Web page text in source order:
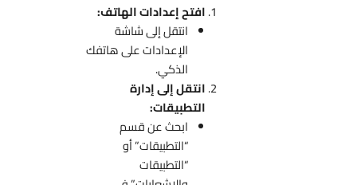
افتح إعدادات الهاتف:
انتقل إلى شاشة
الإعدادات على هاتفك
الذكي.
انتقل إلى إدارة
التطبيقات:
ابحث عن قسم
“التطبيقات” أو
“التطبيقات